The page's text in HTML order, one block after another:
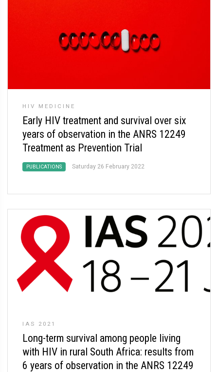
HIV MEDICINE
Early HIV treatment and survival over six
years of observation in the ANRS 12249
Treatment as Prevention Trial
PUBLICATIONS Saturday 26 February 2022
IAS 2021
Long-term survival among people living
with HIV in rural South Africa: results from
6 years of observation in the ANRS 12249